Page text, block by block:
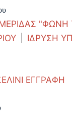
"ΦΩΝΗ
ΙΔΡΥΣΗ
ΕΓΓΡΑΦΗ